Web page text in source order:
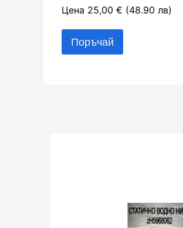
Цена 25,00 € (48.90 лв)